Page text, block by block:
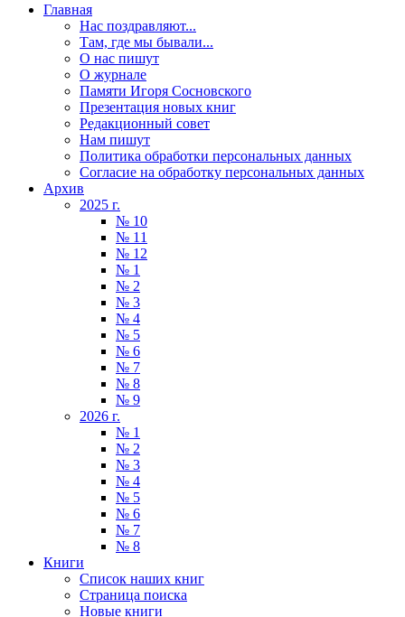
Главная
Нас поздравляют...
Там, где мы бывали...
О нас пишут
О журнале
Памяти Игоря Сосновского
Презентация новых книг
Редакционный совет
Нам пишут
Политика обработки персональных данных
Согласие на обработку персональных данных
Архив
2025 г.
№ 10
№ 11
№ 12
№ 1
№ 2
№ 3
№ 4
№ 5
№ 6
№ 7
№ 8
№ 9
2026 г.
№ 1
№ 2
№ 3
№ 4
№ 5
№ 6
№ 7
№ 8
Книги
Список наших книг
Страница поиска
Новые книги